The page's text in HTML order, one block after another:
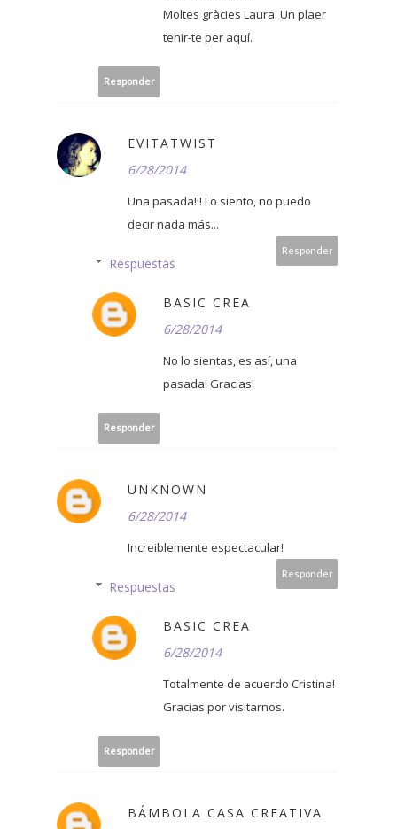
Moltes gràcies Laura. Un plaer
tenir-te per aquí.
Responder
EVITATWIST
6/28/2014
Una pasada!!! Lo siento, no puedo
decir nada más...
Responder
Respuestas
BASIC CREA
6/28/2014
No lo sientas, es así, una
pasada! Gracias!
Responder
UNKNOWN
6/28/2014
Increiblemente espectacular!
Responder
Respuestas
BASIC CREA
6/28/2014
Totalmente de acuerdo Cristina!
Gracias por visitarnos.
Responder
BÁMBOLA CASA CREATIVA